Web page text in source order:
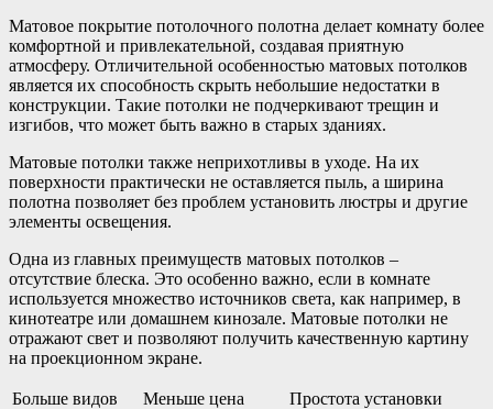
Матовое покрытие потолочного полотна делает комнату более
комфортной и привлекательной, создавая приятную
атмосферу. Отличительной особенностью матовых потолков
является их способность скрыть небольшие недостатки в
конструкции. Такие потолки не подчеркивают трещин и
изгибов, что может быть важно в старых зданиях.
Матовые потолки также неприхотливы в уходе. На их
поверхности практически не оставляется пыль, а ширина
полотна позволяет без проблем установить люстры и другие
элементы освещения.
Одна из главных преимуществ матовых потолков –
отсутствие блеска. Это особенно важно, если в комнате
используется множество источников света, как например, в
кинотеатре или домашнем кинозале. Матовые потолки не
отражают свет и позволяют получить качественную картину
на проекционном экране.
Больше видов Меньше цена
Простота установки